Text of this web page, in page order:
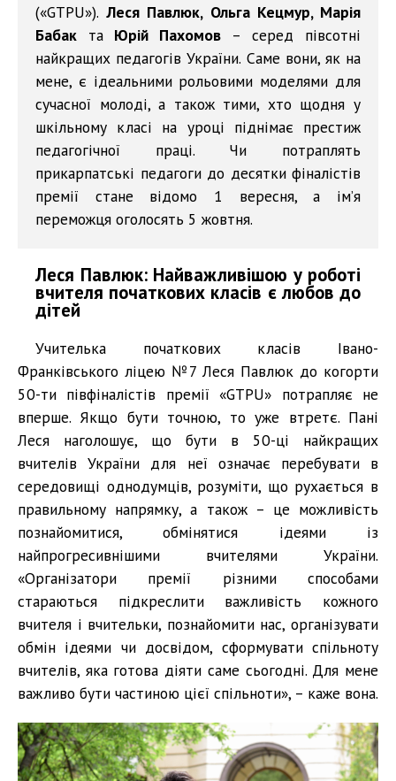
(«GTPU»).Леся Павлюк, Ольга Кецмур, Марія
Бабак та Юрій Пахомов – серед півсотні
найкращих педагогів України. Саме вони, як на
мене, є ідеальними рольовими моделями для
сучасної молоді, а також тими, хто щодня у
шкільному класі на уроці піднімає престиж
педагогічної праці. Чи потраплять
прикарпатські педагоги до десятки фіналістів
премії стане відомо 1 вересня, а ім’я
переможця оголосять 5 жовтня.
Леся Павлюк: Найважливішою у роботі
вчителя початкових класів є любов до
дітей
Учителька початкових класів Івано-
Франківського ліцею №7 Леся Павлюк до когорти
50-ти півфіналістів премії «GTPU» потрапляє не
вперше. Якщо бути точною, то уже втретє. Пані
Леся наголошує, що бути в 50-ці найкращих
вчителів України для неї означає перебувати в
середовищі однодумців, розуміти, що рухається в
правильному напрямку, а також – це можливість
познайомитися, обмінятися ідеями із
найпрогресивнішими вчителями України.
«Організатори премії різними способами
стараються підкреслити важливість кожного
вчителя і вчительки, познайомити нас, організувати
обмін ідеями чи досвідом, сформувати спільноту
вчителів, яка готова діяти саме сьогодні. Для мене
важливо бути частиною цієї спільноти», – каже вона.